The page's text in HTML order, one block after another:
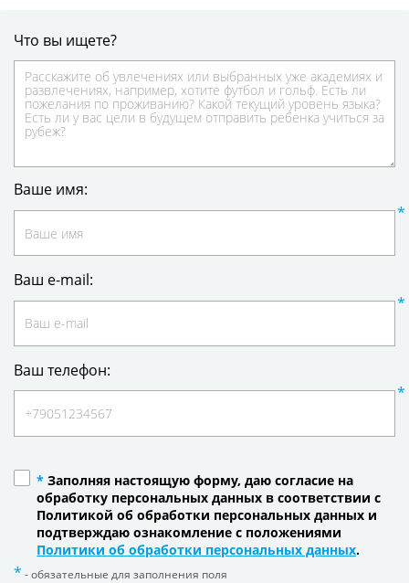
Что вы ищете?
Ваше имя:
Ваш e-mail:
Ваш телефон:
* Заполняя настоящую форму, даю согласие на
обработку персональных данных в соответствии с
Политикой об обработки персональных данных и
подтверждаю ознакомление с положениями
Политики об обработки персональных данных.
- обязательные для заполнения поля